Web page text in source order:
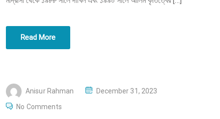
Read More
Anisur Rahman
PDecember 31, 2023
No Comments